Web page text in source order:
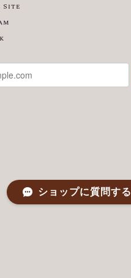
ショップに質問する